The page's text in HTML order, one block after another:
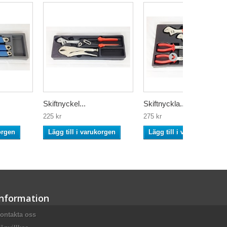
Skiftnyckel...
225 kr
Lägg till i varukorgen
Skiftnyckla...
275 kr
Lägg till i varukorgen
oss